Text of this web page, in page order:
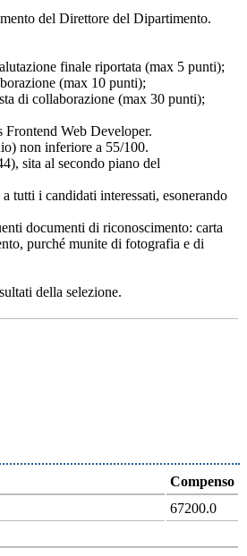
del Direttore del Dipartimento.
finale riportata (max 5 punti);
(max 10 punti);
di collaborazione (max 30 punti);
Web Developer.
non inferiore a 55/100.
sita al secondo piano del
tutti i candidati interessati, esonerando
documenti di riconoscimento: carta
purché munite di fotografia e di
della selezione.
Compenso
67200.0